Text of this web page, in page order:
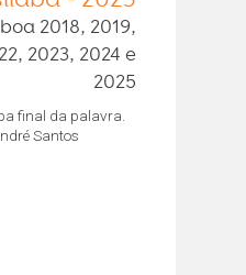
2018, 2019,
2023, 2024 e
2025
final da palavra.
Santos